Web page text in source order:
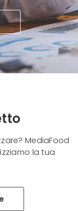
MediaFood
la tua